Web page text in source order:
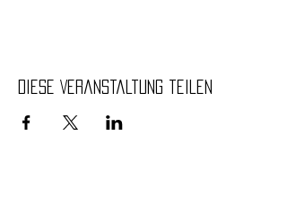
Diese Veranstaltung teilen